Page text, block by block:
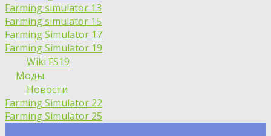
Farming simulator 13
Farming simulator 15
Farming Simulator 17
Farming Simulator 19
Wiki FS19
Моды
Новости
Farming Simulator 22
Farming Simulator 25